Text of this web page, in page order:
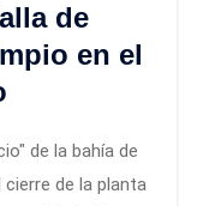
de
en el
de la bahía de
de la planta